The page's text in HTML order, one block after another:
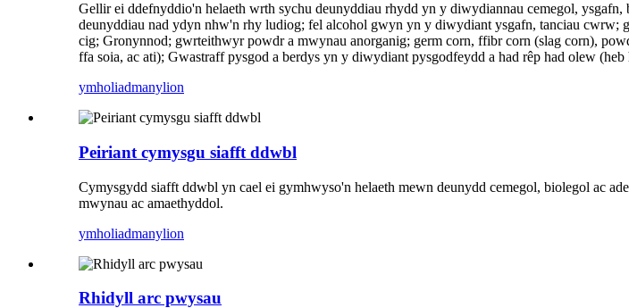
Gellir ei ddefnyddio'n helaeth wrth sychu deunyddiau rhydd yn y diwydiannau cemegol,
deunyddiau nad ydyn nhw'n rhy ludiog; fel alcohol gwyn yn y diwydiant ysgafn, tanciau
cig; Gronynnod; gwrteithwyr powdr a mwynau anorganig; germ corn, ffibr corn (slag corn),
ffa soia, ac ati); Gwastraff pysgod a berdys yn y diwydiant pysgodfeydd a had rêp had olew (heb
ymholiadmanylion
Peiriant cymysgu siafft ddwbl
Cymysgydd siafft ddwbl yn cael ei gymhwyso'n helaeth mewn deunydd cemegol, biolegol ac
mwynau ac amaethyddol.
ymholiadmanylion
Rhidyll arc pwysau